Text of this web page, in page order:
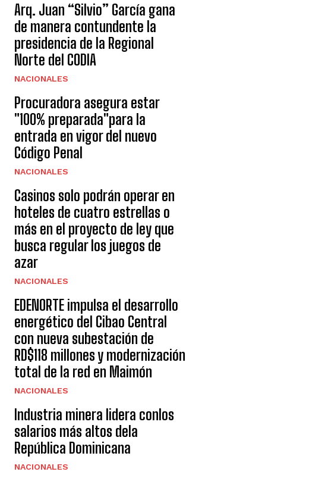
Arq. Juan “Silvio” García gana
de manera contundente la
presidencia de la Regional
Norte del CODIA
NACIONALES
Procuradora asegura estar
"100% preparada"para la
entrada en vigor del nuevo
Código Penal
NACIONALES
Casinos solo podrán operar en
hoteles de cuatro estrellas o
más en el proyecto de ley que
busca regular los juegos de
azar
NACIONALES
EDENORTE impulsa el desarrollo
energético del Cibao Central
con nueva subestación de
RD$118 millones y modernización
total de la red en Maimón
NACIONALES
Industria minera lidera conlos
salarios más altos dela
República Dominicana
NACIONALES